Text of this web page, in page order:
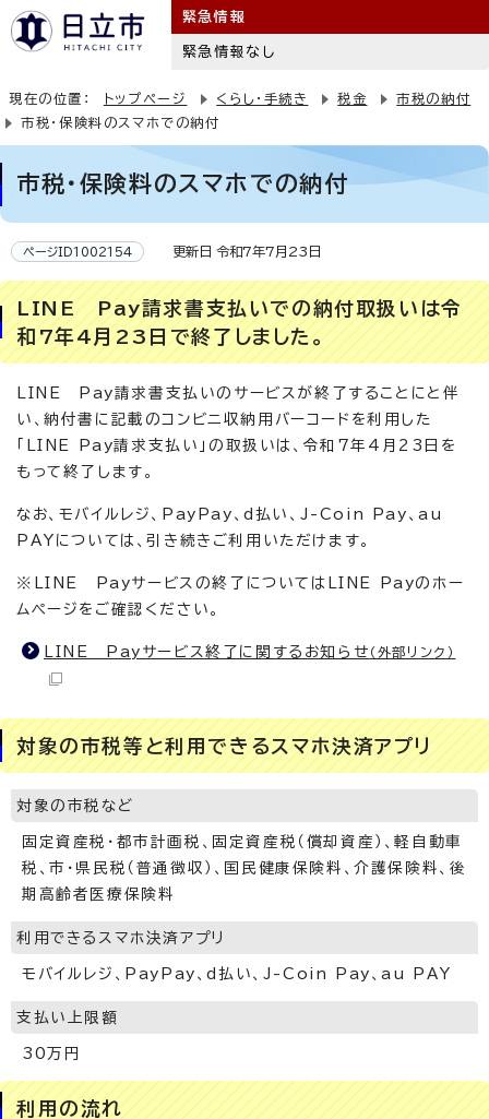
緊急情報
緊急情報なし
現在の位置： トップページ くらし・手続き 税金
市税の納付
市税・保険料のスマホでの納付
市税・保険料のスマホでの納付
ページID1002154 更新日 令和7年7月23日
LINE Pay請求書支払いでの納付取扱いは令
和7年4月23日で終了しました。
LINE Pay請求書支払いのサービスが終了することにと伴
い、納付書に記載のコンビニ収納用バーコードを利用した
「LINE Pay請求支払い」の取扱いは、令和7年4月23日を
もって終了します。
なお、モバイルレジ、PayPay、d払い、J-Coin Pay、au
PAYについては、引き続きご利用いただけます。
※LINE Payサービスの終了についてはLINE Payのホー
ムページをご確認ください。
LINE Payサービス終了に関するお知らせ （外部リンク）
対象の市税等と利用できるスマホ決済アプリ
対象の市税など
固定資産税・都市計画税、固定資産税（償却資産）、軽自動車
税、市・県民税（普通徴収）、国民健康保険料、介護保険料、後
期高齢者医療保険料
利用できるスマホ決済アプリ
モバイルレジ、PayPay、d払い、J-Coin Pay、au PAY
支払い上限額
30万円
利用の流れ